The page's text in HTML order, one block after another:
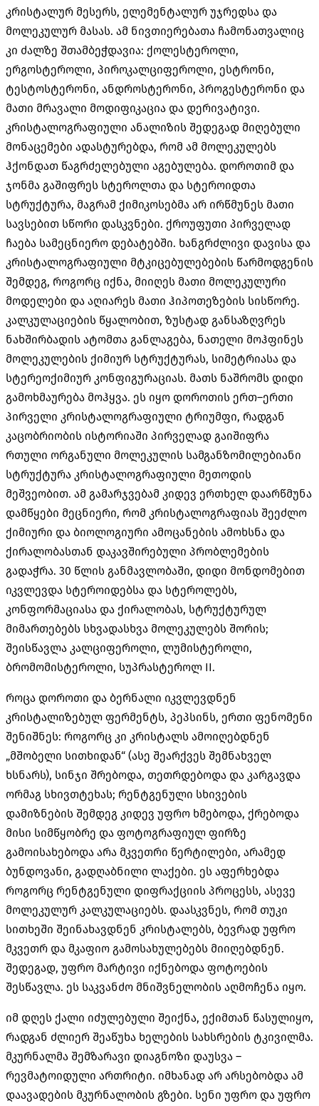
კრისტალურ მესერს, ელემენტალურ უჯრედსა და
მოლეკულურ მასას. ამ ნივთიერებათა ჩამონათვალიც
კი ძალზე შთამბეჭდავია: ქოლესტეროლი,
ერგოსტეროლი, პიროკალციფეროლი, ესტრონი,
ტესტოსტერონი, ანდროსტერონი, პროგესტერონი და
მათი მრავალი მოდიფიკაცია და დერივატივი.
კრისტალოგრაფიული ანალიზის შედეგად მიღებული
მონაცემები ადასტურებდა, რომ ამ მოლეკულებს
ჰქონდათ წაგრძელებული აგებულება. დოროთიმ და
ჯონმა გაშიფრეს სტეროლთა და სტეროიდთა
სტრუქტურა, მაგრამ ქიმიკოსებმა არ ირწმუნეს მათი
სავსებით სწორი დასკვნები. ქროუფუთი პირველად
ჩაება სამეცნიერო დებატებში. ხანგრძლივი დავისა და
კრისტალოგრაფიული მტკიცებულებების წარმოდგენის
შემდეგ, როგორც იქნა, მიიღეს მათი მოლეკულური
მოდელები და აღიარეს მათი ჰიპოთეზების სისწორე.
კალკულაციების წყალობით, ზუსტად განსაზღვრეს
ნახშირბადის ატომთა განლაგება, ნათელი მოჰფინეს
მოლეკულების ქიმიურ სტრუქტურას, სიმეტრიასა და
სტერეოქიმიურ კონფიგურაციას. მათს ნაშრომს დიდი
გამოხმაურება მოჰყვა. ეს იყო დოროთის ერთ–ერთი
პირველი კრისტალოგრაფიული ტრიუმფი, რადგან
კაცობრიობის ისტორიაში პირველად გაიშიფრა
რთული ორგანული მოლეკულის სამგანზომილებიანი
სტრუქტურა კრისტალოგრაფიული მეთოდის
მეშვეობით. ამ გამარჯვებამ კიდევ ერთხელ დაარწმუნა
დამწყები მეცნიერი, რომ კრისტალოგრაფიას შეეძლო
ქიმიური და ბიოლოგიური ამოცანების ამოხსნა და
ქირალობასთან დაკავშირებული პრობლემების
გადაჭრა. 30 წლის განმავლობაში, დიდი მონდომებით
იკვლევდა სტეროიდებსა და სტეროლებს,
კონფორმაციასა და ქირალობას, სტრუქტურულ
მიმართებებს სხვადასხვა მოლეკულებს შორის;
შეისწავლა კალციფეროლი, ლუმისტეროლი,
ბრომომისტეროლი, სუპრასტეროლ II.
როცა დოროთი და ბერნალი იკვლევდნენ
კრისტალიზებულ ფერმენტს, პეპსინს, ერთი ფენომენი
შენიშნეს: როგორც კი კრისტალს ამოიღებდნენ
„მშობელი სითხიდან“ (ასე შეარქვეს შემნახველ
ხსნარს), სინჯი შრებოდა, თეთრდებოდა და კარგავდა
ორმაგ სხივთტეხას; რენტგენული სხივების
დამიზნების შემდეგ კიდევ უფრო ხმებოდა, ქრებოდა
მისი სიმწყობრე და ფოტოგრაფიულ ფირზე
გამოისახებოდა არა მკვეთრი წერტილები, არამედ
ბუნდოვანი, გადღაბნილი ლაქები. ეს აფერხებდა
როგორც რენტგენული დიფრაქციის პროცესს, ასევე
მოლეკულურ კალკულაციებს. დაასკვნეს, რომ თუკი
სითხეში შეინახავდნენ კრისტალებს, ბევრად უფრო
მკვეთრ და მკაფიო გამოსახულებებს მიიღებდნენ.
შედეგად, უფრო მარტივი იქნებოდა ფოტოების
შესწავლა. ეს საკვანძო მნიშვნელობის აღმოჩენა იყო.
იმ დღეს ქალი იძულებული შეიქნა, ექიმთან წასულიყო,
რადგან ძლიერ შეაწუხა ხელების სახსრების ტკივილმა.
მკურნალმა შემზარავი დიაგნოზი დაუსვა –
რევმატოიდული ართრიტი. იმხანად არ არსებობდა ამ
დაავადების მკურნალობის გზები. სენი უფრო და უფრო